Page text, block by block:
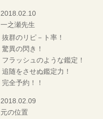
2018.02.10
一之瀬先生
抜群のリピ－ト率！
驚異の閃き！
フラッシュのような鑑定！
追随をさせぬ鑑定力！
完全予約！！
2018.02.09
元の位置